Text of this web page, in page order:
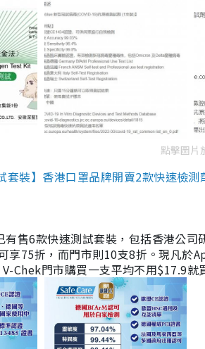
點擊圖片
套裝】香港口罩品牌開賣2款快速檢
有售6款快速測試套裝，包括香港公
享75折，而門市則10支8折。現凡
Chek門市購買一支平均不用$17.9就